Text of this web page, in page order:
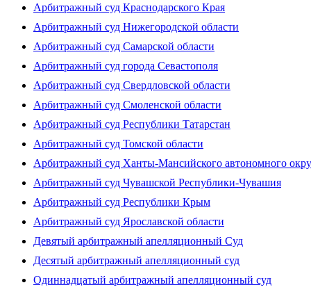
Арбитражный суд Краснодарского Края
Арбитражный суд Нижегородской области
Арбитражный суд Самарской области
Арбитражный суд города Севастополя
Арбитражный суд Свердловской области
Арбитражный суд Смоленской области
Арбитражный суд Республики Татарстан
Арбитражный суд Томской области
Арбитражный суд Ханты-Мансийского автономного
Арбитражный суд Чувашской Республики-Чувашия
Арбитражный суд Республики Крым
Арбитражный суд Ярославской области
Девятый арбитражный апелляционный Суд
Десятый арбитражный апелляционный суд
Одиннадцатый арбитражный апелляционный суд